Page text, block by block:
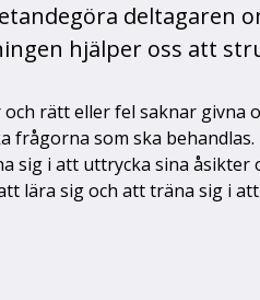
deltagaren
hjälper oss att
rätt eller fel saknar givna
som ska
sig i att uttrycka sina
lära sig och att träna sig i